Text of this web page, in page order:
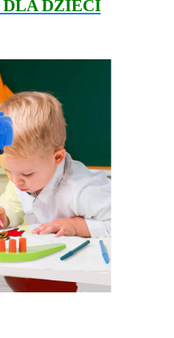
DLA DZIECI